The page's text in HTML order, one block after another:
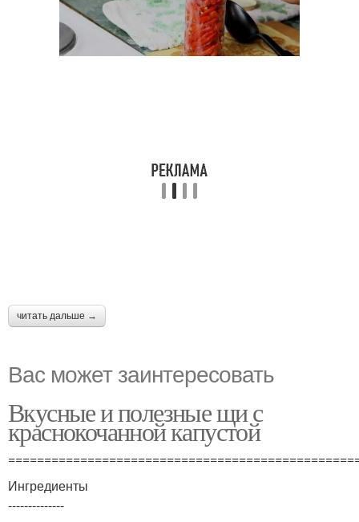
читать дальше →
Вас может заинтересовать
Вкусные и полезные щи с
краснокочанной капустой
Ингредиенты
--------------